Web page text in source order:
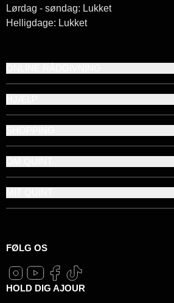
Lørdag - søndag: Lukket
Helligdage: Lukket
FØLG OS
HOLD DIG AJOUR